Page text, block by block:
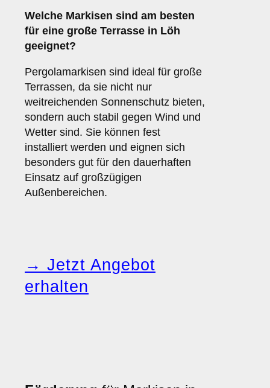
Welche Markisen sind am besten
für eine große Terrasse in Löh
geeignet?
Pergolamarkisen sind ideal für große
Terrassen, da sie nicht nur
weitreichenden Sonnenschutz bieten,
sondern auch stabil gegen Wind und
Wetter sind. Sie können fest
installiert werden und eignen sich
besonders gut für den dauerhaften
Einsatz auf großzügigen
Außenbereichen.
→ Jetzt Angebot
erhalten